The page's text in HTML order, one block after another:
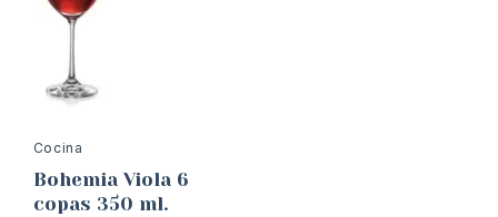
Cocina
Bohemia Viola 6
copas 350 ml.